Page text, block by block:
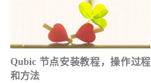
Qubic 节点安装教程，操作过程
和方法